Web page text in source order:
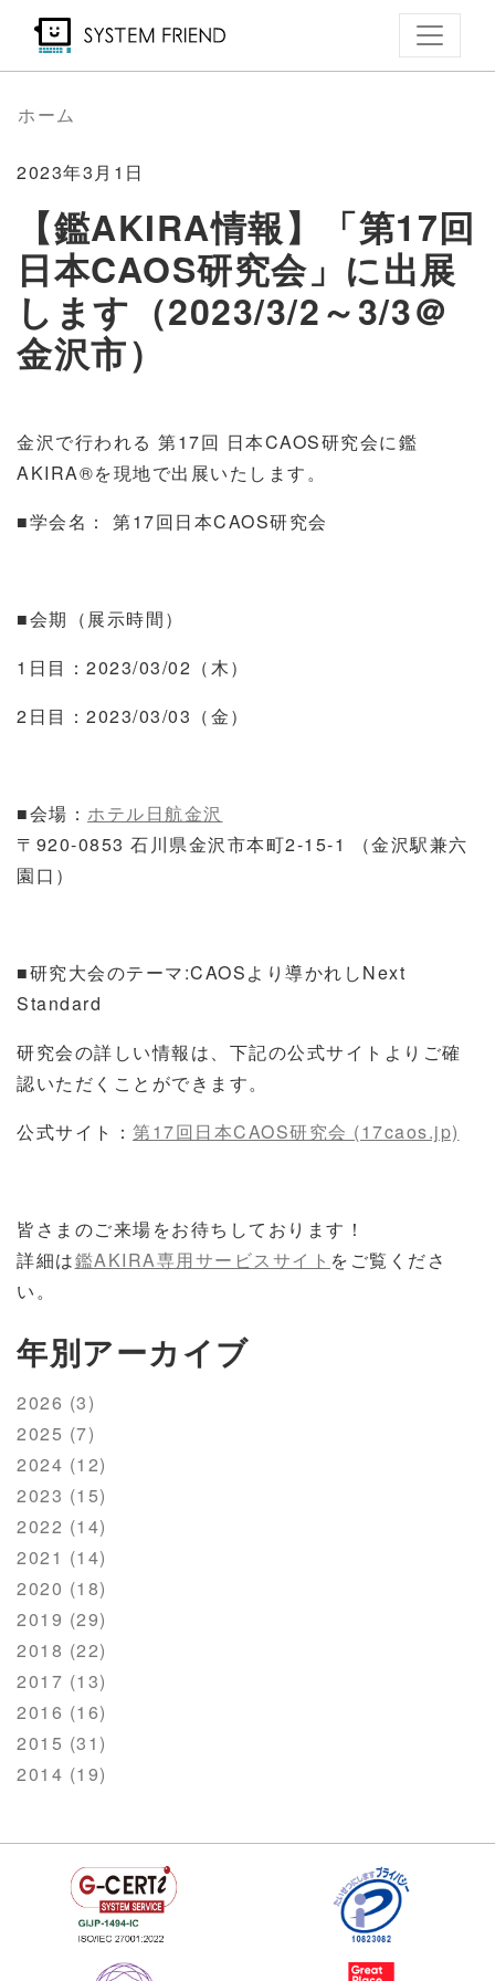
ン
コ
テ
ホーム
2023年3月1日
【鑑AKIRA情報】「第17回
日本CAOS研究会」に出展
します（2023/3/2～3/3＠
金沢市）
金沢で行われる 第17回 日本CAOS研究会に鑑
AKIRA®を現地で出展いたします。
■学会名： 第17回日本CAOS研究会
■会期（展示時間）
1日目：2023/03/02（木）
2日目：2023/03/03（金）
■会場： ホテル日航金沢
〒920-0853 石川県金沢市本町2-15-1 （金沢駅兼六
園口）
■研究大会のテーマ:CAOSより導かれしNext
Standard
研究会の詳しい情報は、下記の公式サイトよりご確
認いただくことができます。
公式サイト： 第17回日本CAOS研究会 (17caos.jp)
皆さまのご来場をお待ちしております！
詳細は鑑AKIRA専用サービスサイト をご覧くださ
い。
年別アーカイブ
2026 (3)
2025 (7)
2024 (12)
2023 (15)
2022 (14)
2021 (14)
2020 (18)
2019 (29)
2018 (22)
2017 (13)
2016 (16)
2015 (31)
2014 (19)